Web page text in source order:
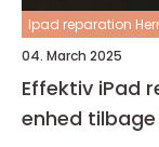
Ipad reparation
04. March 2025
Effektiv iPad
enhed